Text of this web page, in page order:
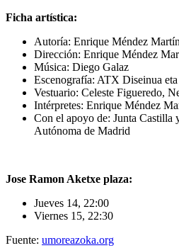
Ficha artística:
Autoría: Enrique Méndez Martín
Dirección: Enrique Méndez
Música: Diego Galaz
Escenografía: ATX Diseinua
Vestuario: Celeste Figueredo,
Intérpretes: Enrique Méndez
Con el apoyo de: Junta Castilla
Autónoma de Madrid
Jose Ramon Aketxe plaza:
Jueves 14, 22:00
Viernes 15, 22:30
Fuente: umoreazoka.org